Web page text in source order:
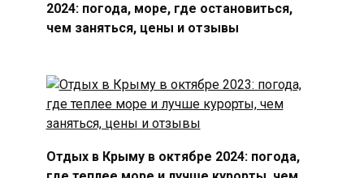
2024: погода, море, где остановиться,
чем заняться, цены и отзывы
Отдых в Крыму в октябре 2024: погода,